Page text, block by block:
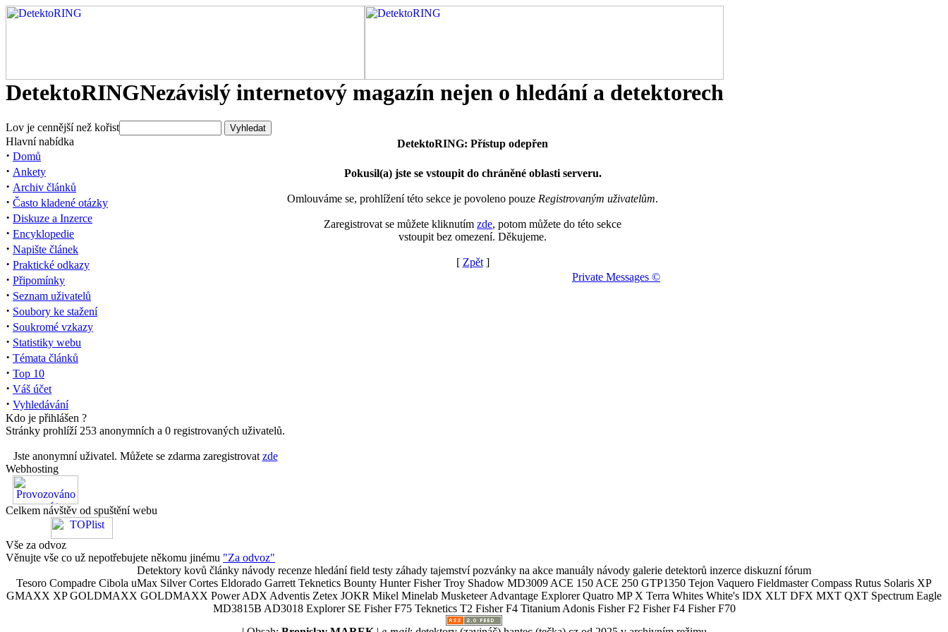
DetektoRINGNezávislý internetový magazín nejen o hledání a detektorech
Lov je cennější než kořist
Hlavní nabídka
· Domů
· Ankety
· Archiv článků
· Často kladené otázky
· Diskuze a Inzerce
· Encyklopedie
· Napište článek
· Praktické odkazy
· Připomínky
· Seznam uživatelů
· Soubory ke stažení
· Soukromé vzkazy
· Statistiky webu
· Témata článků
· Top 10
· Váš účet
· Vyhledávání
Kdo je přihlášen ?
Stránky prohlíží 253 anonymních a 0 registrovaných uživatelů.
Jste anonymní uživatel. Můžete se zdarma zaregistrovat zde
Webhosting
Celkem návštěv od spuštění webu
Vše za odvoz
Věnujte vše co už nepotřebujete někomu jinému "Za odvoz"
DetektoRING: Přístup odepřen
Pokusil(a) jste se vstoupit do chráněné oblasti serveru.
Omlouváme se, prohlížení této sekce je povoleno pouze Registrovaným uživatelům.
Zaregistrovat se můžete kliknutím zde, potom můžete do této sekce
vstoupit bez omezení. Děkujeme.
[ Zpět]
Private Messages ©
Detektory kovů články návody recenze hledání field testy záhady tajemství pozvánky na akce manuály návody galerie detektorů inzerce diskuzní fórum
Tesoro Compadre Cibola uMax Silver Cortes Eldorado Garrett Teknetics Bounty Hunter Fisher Troy Shadow MD3009 ACE 150 ACE 250 GTP1350 Tejon Vaquero Fieldmaster Compass Rutus Solaris XP
GMAXX XP GOLDMAXX GOLDMAXX Power ADX Adventis Zetex JOKR Mikel Minelab Musketeer Advantage Explorer Quatro MP X Terra Whites White's IDX XLT DFX MXT QXT Spectrum Eagle
MD3815B AD3018 Explorer SE Fisher F75 Teknetics T2 Fisher F4 Titanium Adonis Fisher F2 Fisher F4 Fisher F70